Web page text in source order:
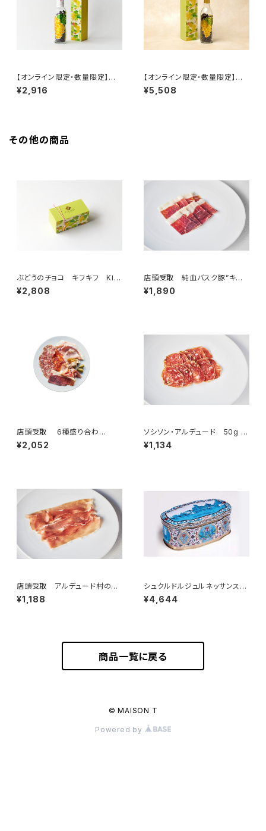
【オンライン限定・数量限定】ぶ
どうのチョコ キフキフ Kif-Ki
f ヴィンテージ 95g
¥2,916
【オンライン限定・数量限定】ぶ
どうのチョコ キフキフ Kif-Ki
f ヴィンテージ 240g
¥5,508
その他の商品
ぶどうのチョコ キフキフ Kif-
Kif 135g
¥2,808
店頭受取 純血バスク豚”キント
ア” 生ハム 50g 手切りスラ
イス ＜ピエール・オテイザ＞(フ
¥1,890
店頭受取 6種盛り合わ
せ ”スタンダード”（2名様）
¥2,052
ソシソン・アルデュード 50g ＜
ピエール・オテイザ＞(フランス・
バスク)
¥1,134
店頭受取 アルデュード村の生
ハム 50g ＜ピエール・オテイ
ザ＞(フランス・バスク)
¥1,188
シュクルドルジュルネッサンス
160g（フランス・モレ）
¥4,644
商品一覧に戻る
© MAISON T
Powered by